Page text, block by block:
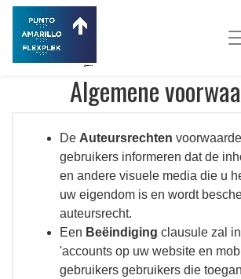
Algemene
De Auteursrechten
gebruikers informeren dat de
en andere visuele media die u
uw eigendom is en wordt
auteursrecht.
Een Beëindiging clausule zal
'accounts op uw website en
gebruikers gebruikers die